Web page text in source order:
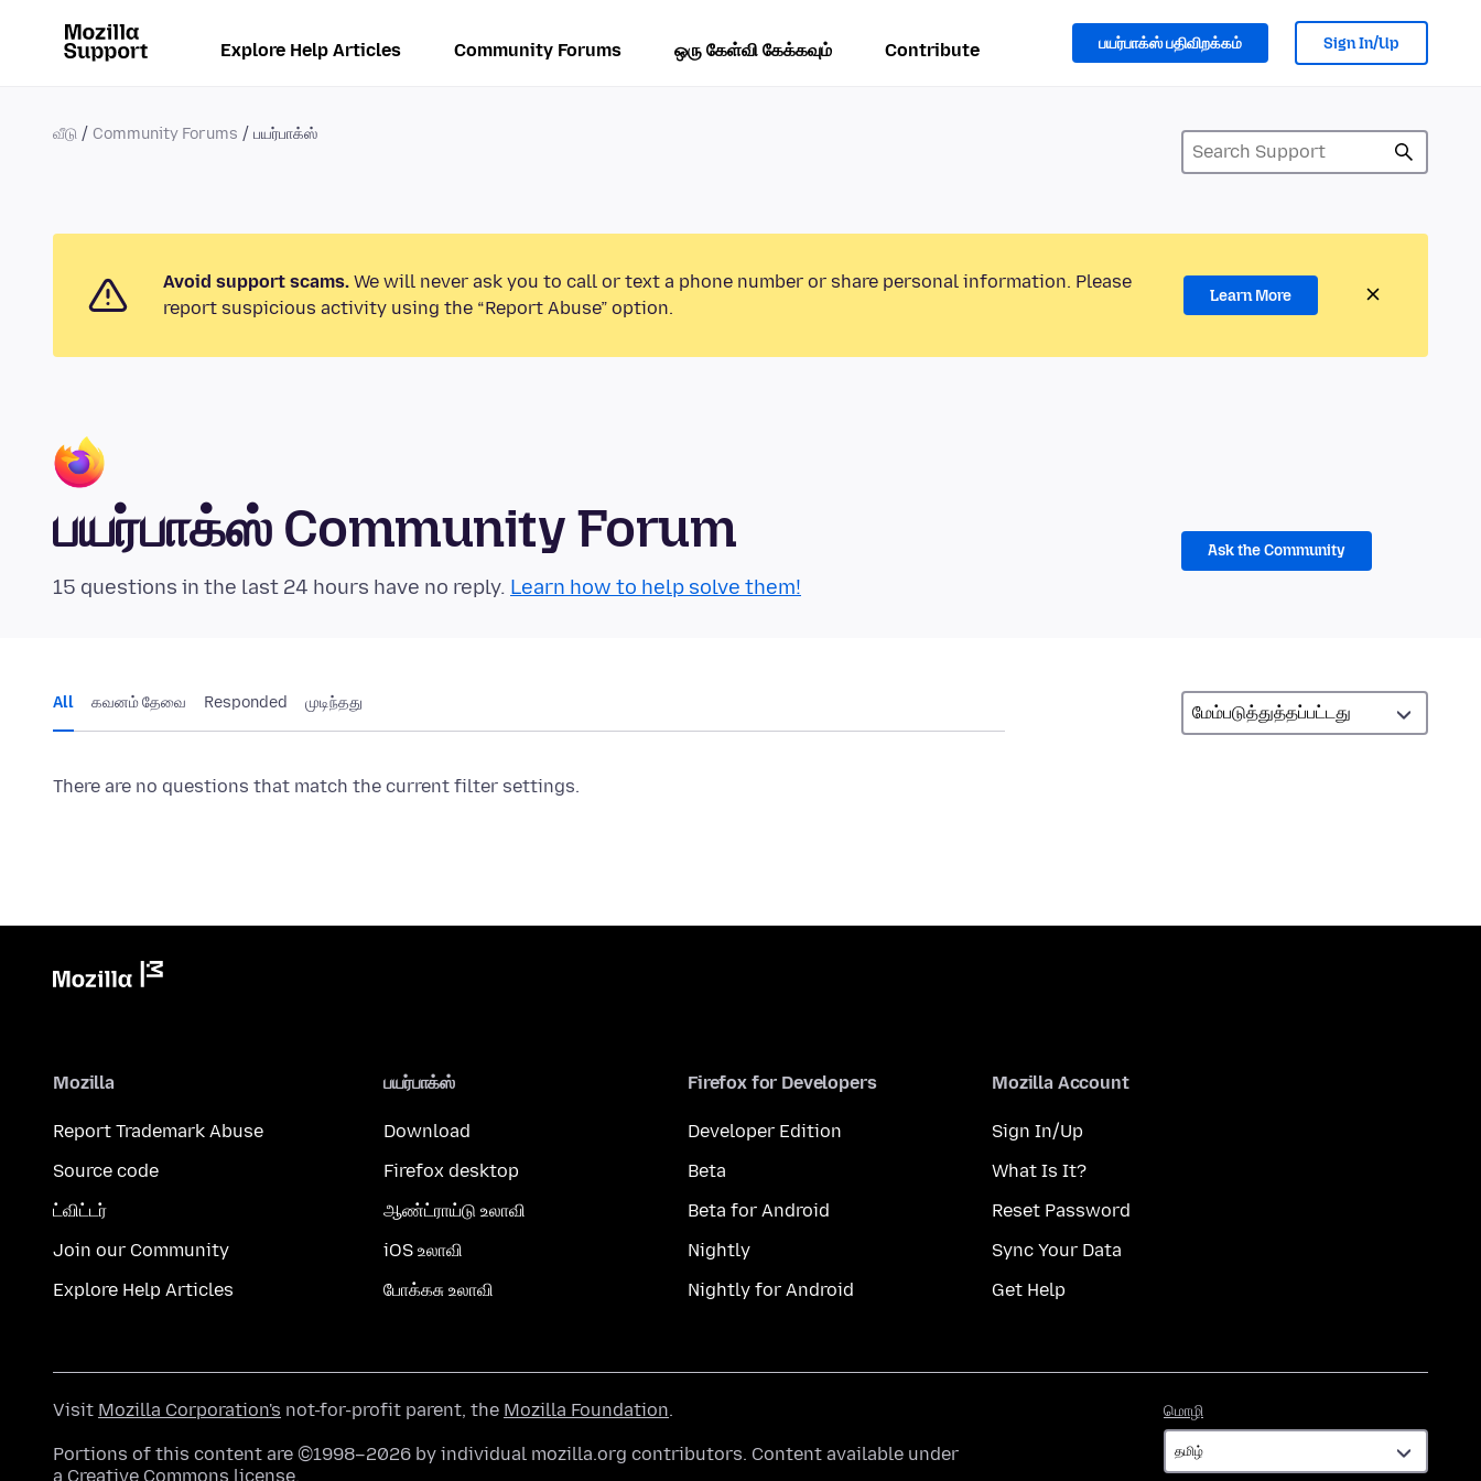
Explore Help Articles Community Forums ஒரு கேள்வி கேக்கவும் Contribute பயர்பாக்ஸ் பதிவிறக்கம் Sign In/Up
வீடு Community Forums பயர்பாக்ஸ்
Avoid support scams. We will never ask you to call or text a phone number or share personal information. Please
report suspicious activity using the “Report Abuse” option.
Learn More
பயர்பாக்ஸ் Community Forum
15 questions in the last 24 hours have no reply. Learn how to help solve them!
Ask the Community
All கவனம் தேவை Responded முடிந்தது
There are no questions that match the current filter settings.
Mozilla
Report Trademark Abuse
Source code
ட்விட்டர்
Join our Community
Explore Help Articles
பயர்பாக்ஸ்
Download
Firefox desktop
ஆண்ட்ராய்டு உலாவி
iOS உலாவி
போக்கசு உலாவி
Firefox for Developers
Developer Edition
Beta
Beta for Android
Nightly
Nightly for Android
Mozilla Account
Sign In/Up
What Is It?
Reset Password
Sync Your Data
Get Help
மொழி
Visit Mozilla Corporation's not-for-profit parent, the Mozilla Foundation.
Portions of this content are ©1998–2026 by individual mozilla.org contributors. Content available under
a Creative Commons license.